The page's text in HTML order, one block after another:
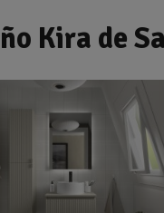
Kira de